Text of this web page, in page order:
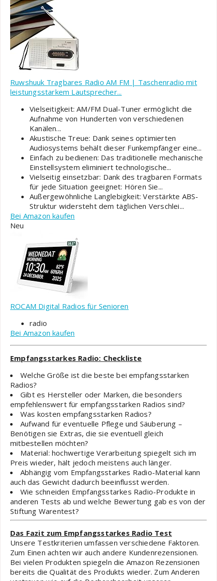
Ruwshuuk Tragbares Radio AM FM | Taschenradio mit
leistungsstarkem Lautsprecher...
Vielseitigkeit: AM/FM Dual-Tuner ermöglicht die
Aufnahme von Hunderten von verschiedenen
Kanälen...
Akustische Treue: Dank seines optimierten
Audiosystems behält dieser Funkempfänger eine...
Einfach zu bedienen: Das traditionelle mechanische
Einstellsystem eliminiert technologische...
Vielseitig einsetzbar: Dank des tragbaren Formats
für jede Situation geeignet: Hören Sie...
Außergewöhnliche Langlebigkeit: Verstärkte ABS-
Struktur widersteht dem täglichen Verschlei...
Bei Amazon kaufen
Neu
ROCAM Digital Radios für Senioren
radio
Bei Amazon kaufen
Empfangsstarkes Radio: Checkliste
Welche Größe ist die beste bei empfangsstarken
Radios?
Gibt es Hersteller oder Marken, die besonders
empfehlenswert für empfangsstarken Radios sind?
Was kosten empfangsstarken Radios?
Aufwand für eventuelle Pflege und Säuberung –
Benötigen sie Extras, die sie eventuell gleich
mitbestellen möchten?
Material: hochwertige Verarbeitung spiegelt sich im
Preis wieder, hält jedoch meistens auch länger.
Abhängig vom Empfangsstarkes Radio-Material kann
auch das Gewicht dadurch beeinflusst werden.
Wie schneiden Empfangsstarkes Radio-Produkte in
anderen Tests ab und welche Bewertung gab es von der
Stiftung Warentest?
Das Fazit zum Empfangsstarkes Radio Test
Unsere Testkriterien umfassen verschiedene Faktoren.
Zum Einen achten wir auch andere Kundenrezensionen.
Bei vielen Produkten spiegeln die Amazon Rezensionen
bereits die Qualität des Produkts wieder. Zum Anderen